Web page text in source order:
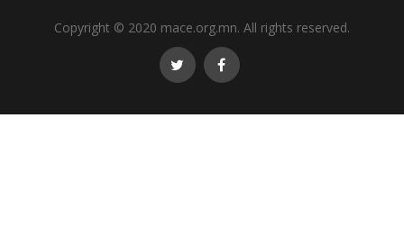
Copyright © 2020 mace.org.mn. All rights reserved.